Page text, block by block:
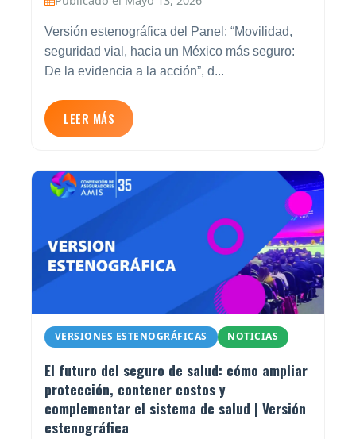
Versión estenográfica del Panel: “Movilidad,
seguridad vial, hacia un México más seguro:
De la evidencia a la acción”, d...
LEER MÁS
VERSIONES ESTENOGRÁFICAS NOTICIAS
El futuro del seguro de salud: cómo ampliar
protección, contener costos y
complementar el sistema de salud | Versión
estenográfica